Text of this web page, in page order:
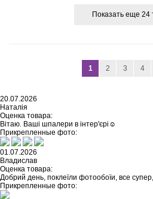
Показать еще 24
1 2 3 4
20.07.2026
Наталія
Оценка товара:
Вітаю. Ваші шпалери в інтер'єрі☺️
Прикрепленные фото:
01.07.2026
Владислав
Оценка товара:
Добрий день, поклеїли фотообоїи, все
Прикрепленные фото: